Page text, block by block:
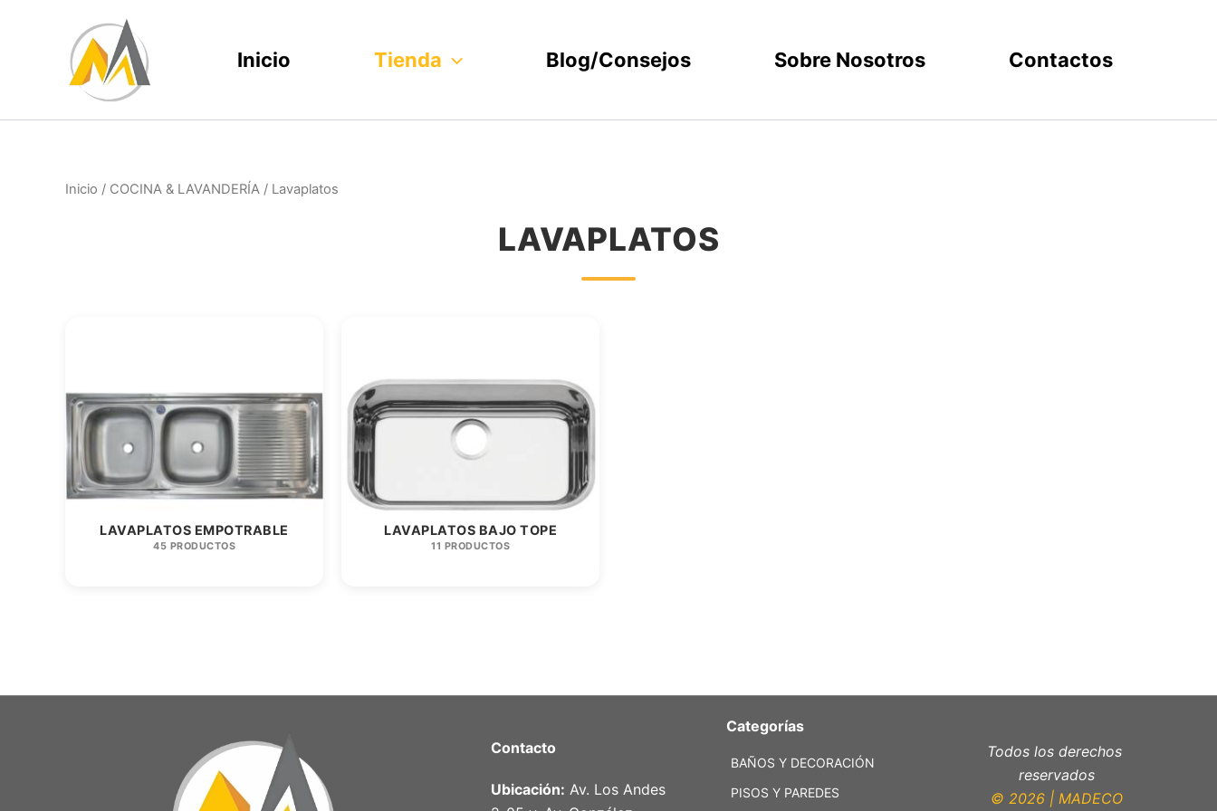
Inicio Tienda Blog/Consejos Sobre Nosotros Contactos
Inicio / COCINA & LAVANDERÍA / Lavaplatos
LAVAPLATOS
LAVAPLATOS EMPOTRABLE
45 PRODUCTOS
LAVAPLATOS BAJO TOPE
11 PRODUCTOS
Contacto
Ubicación: Av. Los Andes
Categorías
BAÑOS Y DECORACIÓN
PISOS Y PAREDES
Todos los derechos
reservados
© 2026 | MADECO